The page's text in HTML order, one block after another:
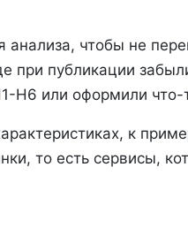
чтобы не
при публикации
Н6 или оформили что-
к
то есть сервисы,